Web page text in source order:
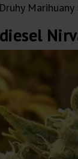
Druhy Marihuany